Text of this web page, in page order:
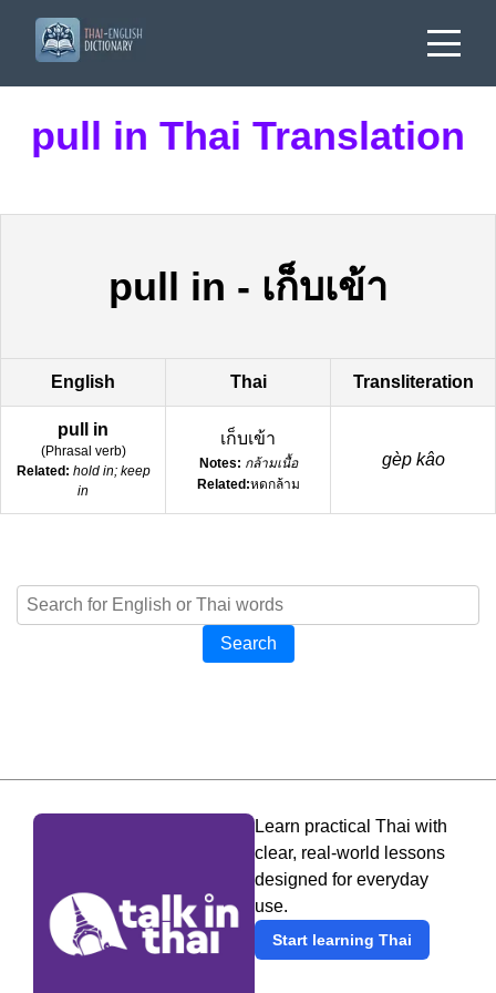
pull in Thai Translation
pull in - เก็บเข้า
English Thai Transliteration
pull in
(Phrasal verb)
Related: hold in; keep
in
เก็บเข้า
Notes: กล้ามเนื้อ
Related:หดกล้าม
gèp kâo
Search
Learn practical Thai with
clear, real-world lessons
designed for everyday
use.
Start learning Thai